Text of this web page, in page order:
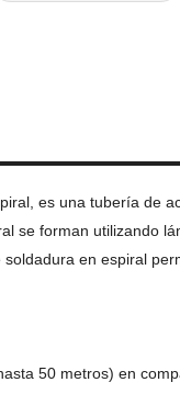
es una tubería de
se forman utilizando
soldadura en espiral
50 metros) en